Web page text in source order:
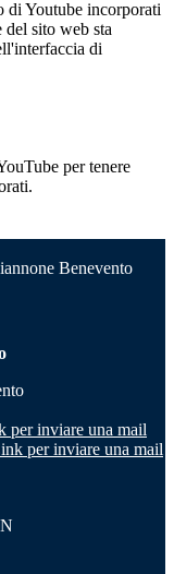
di Youtube incorporati
del sito web sta
di
per tenere
Benevento
per inviare una mail
per inviare una mail